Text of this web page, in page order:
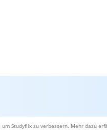
Studyflix zu verbessern. Mehr dazu